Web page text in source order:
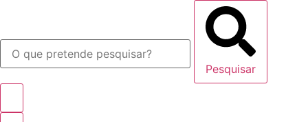
Pesquisar